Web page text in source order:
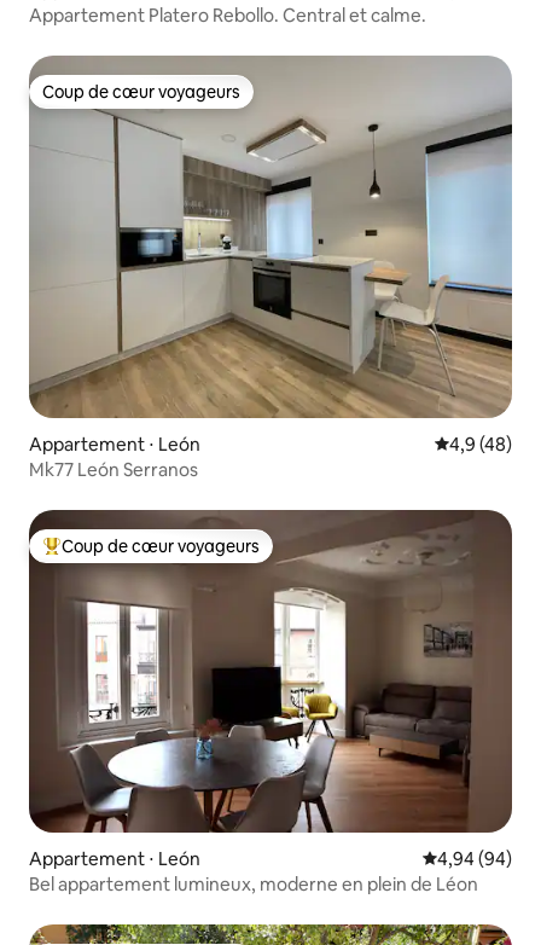
Appartement Platero Rebollo. Central et calme.
Coup de cœur voyageurs
Coup de cœur voyageurs
Appartement ⋅ León Évaluation
4,9 (48)
Mk77 León Serranos
Coups de cœur voyageurs les plus appréciés
Coup de cœur voyageurs
Appartement ⋅ León Évaluation
4,94 (94)
Bel appartement lumineux, moderne en plein de Léon